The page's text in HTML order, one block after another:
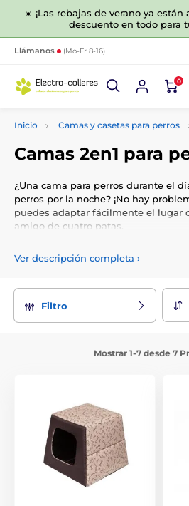
☀️ ¡Las rebajas de verano ya están
descuento en todo para
Llámanos (Mo-Fr 8-16)
0
Inicio Camas y casetas para perros
Camas 2en1 para
¿Una cama para perros durante el
perros por la noche? ¡No hay
puedes adaptar fácilmente el lugar
amigo de cuatro patas.
Ver descripción completa ›
Filtro
Mostrar 1-7 desde 7